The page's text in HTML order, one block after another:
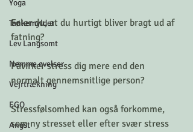
Yoga
Tankemylder
Lev Langsomt
Nemme øvelser
Vejrtrækning
EGO
Angst
Føler du, at du hurtigt bliver bragt ud af
fatning?
Påvirker stress dig mere end den
normalt gennemsnitlige person?
Stressfølsomhed kan også forkomme,
som ny stresset eller efter svær stress